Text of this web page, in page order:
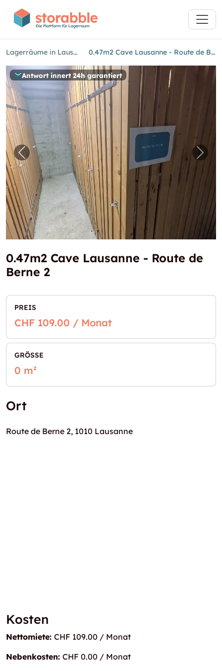
Lagerräume in Lausanne 0.47m2 Cave Lausanne - Route de Berne 2
Antwort innert 24h garantiert
Vorheriges Bild für "0.47m2 Cave Lausanne -
0.47m2 Cave Lausanne - Route de
Berne 2
PREIS
CHF 109.00 / Monat
GRÖSSE
0 m²
Ort
Route de Berne 2, 1010 Lausanne
Kosten
Nettomiete: CHF 109.00 / Monat
Nebenkosten: CHF 0.00 / Monat